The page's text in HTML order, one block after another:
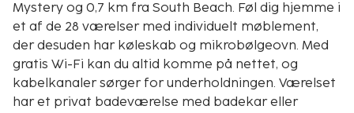
Mystery og 0,7 km fra South Beach. Føl dig hjemme i
et af de 28 værelser med individuelt møblement,
der desuden har køleskab og mikrobølgeovn. Med
gratis Wi-Fi kan du altid komme på nettet, og
kabelkanaler sørger for underholdningen. Værelset
har et privat badeværelse med badekar eller